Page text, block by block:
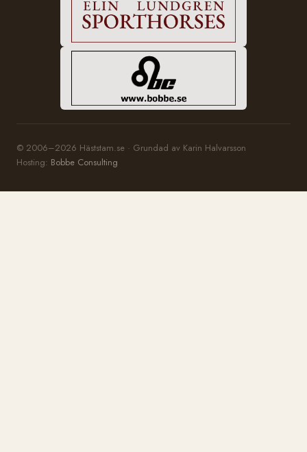
© 2006–2026 Häststam.se · Grundad av Karin Halvarsson
Hosting: Bobbe Consulting